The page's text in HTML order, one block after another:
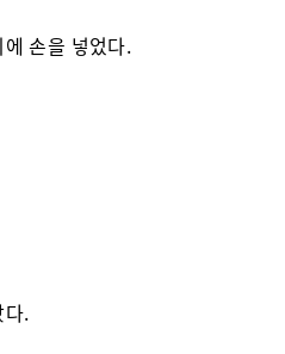
손을 넣었다.
다.